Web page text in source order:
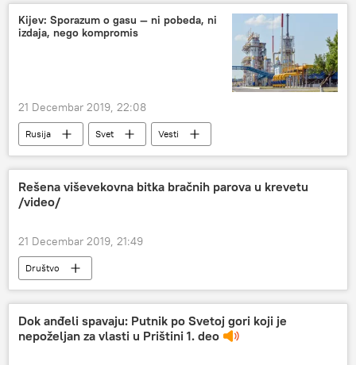
Kijev: Sporazum o gasu — ni pobeda, ni
izdaja, nego kompromis
21 Decembar 2019, 22:08
Rusija Svet
Vesti
Ekonomija
Naftogas
Gasprom
Gas
sporazum
tranzit gasa
Evropa
Rešena viševekovna bitka bračnih parova u krevetu
/video/
21 Decembar 2019, 21:49
Društvo
Dok anđeli spavaju: Putnik po Svetoj gori koji je
nepoželjan za vlasti u Prištini 1. deo